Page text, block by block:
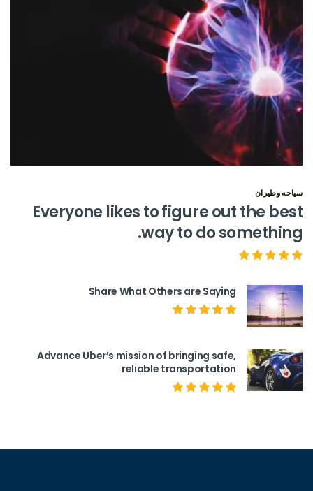
سياحه وطيران
Everyone likes to figure out the best
way to do something.
Share What Others are Saying
Advance Uber’s mission of bringing safe,
reliable transportation